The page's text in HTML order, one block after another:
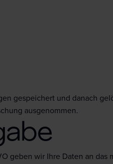
gespeichert und danach
ausgenommen.
geben wir Ihre Daten an